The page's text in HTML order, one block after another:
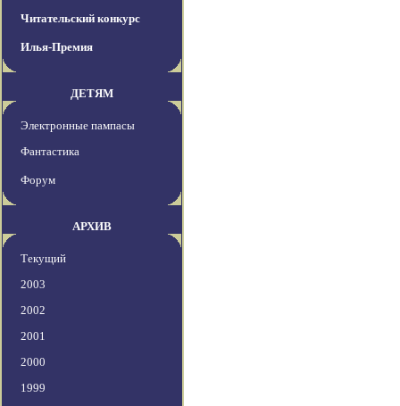
Читательский конкурс
Илья-Премия
ДЕТЯМ
Электронные пампасы
Фантастика
Форум
АРХИВ
Текущий
2003
2002
2001
2000
1999